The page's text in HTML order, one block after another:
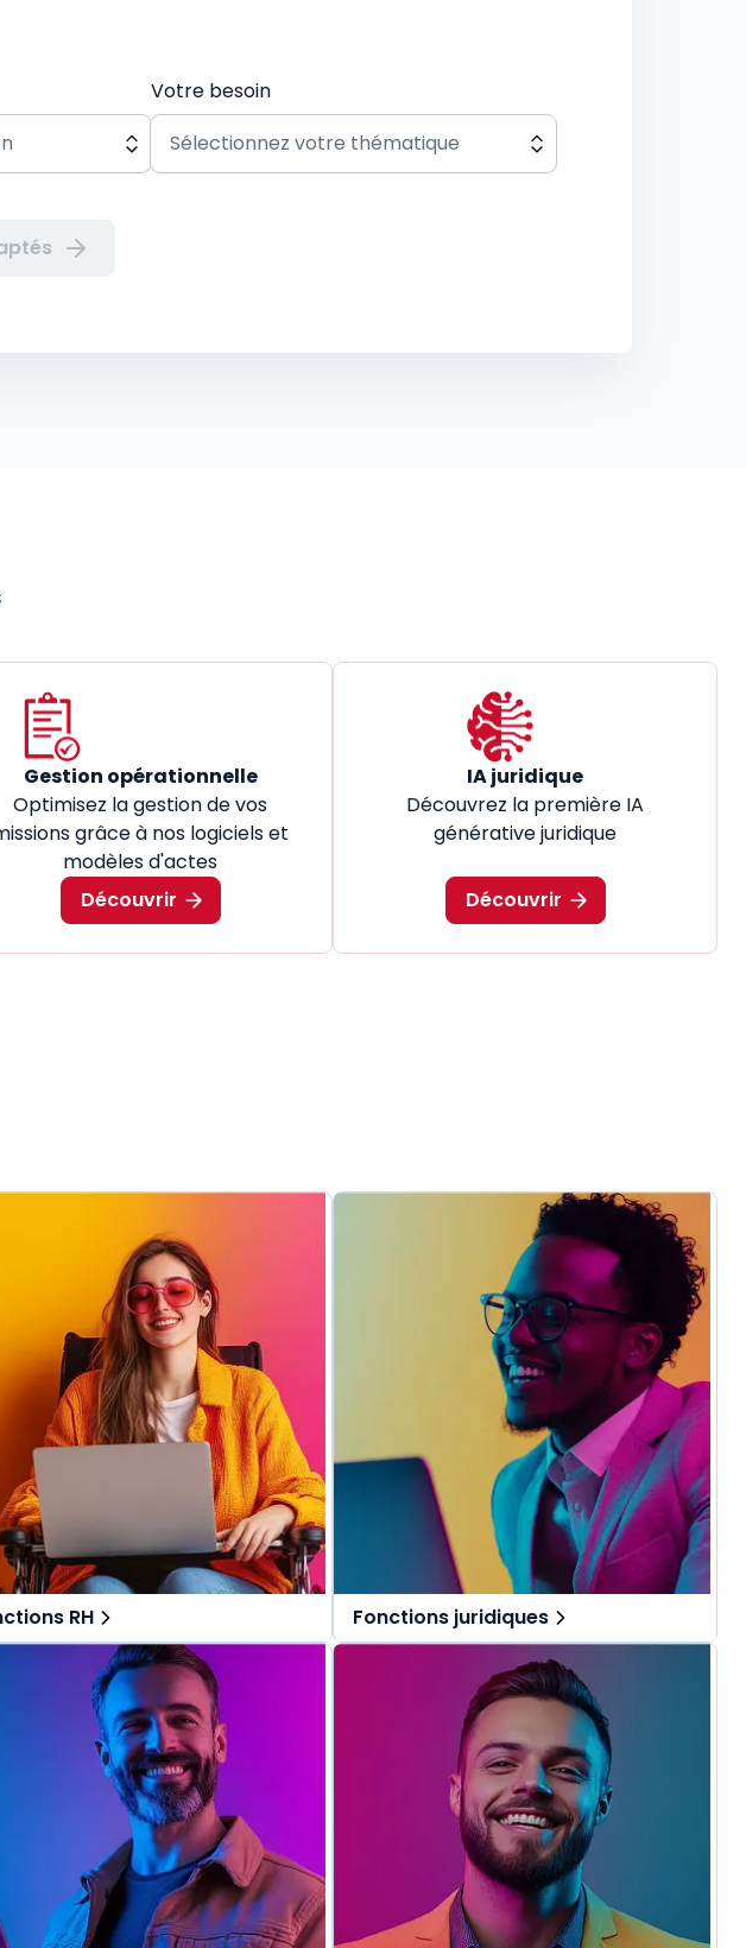
Votre besoin
Gestion opérationnelle
Optimisez la gestion de vos
grâce à nos logiciels et
modèles d'actes
Découvrir
IA juridique
Découvrez la première IA
générative juridique
Découvrir
RH
solutions tout-en-un, spécialement
pour les fonctions RH.
offre globale pour vous repérer dans
missions au quotidien.
Fonctions juridiques
Des solutions tout-en-un, spécialement
pensées pour les fonctions juridiques.
Une offre globale pour vous repérer dans
vos missions au quotidien.